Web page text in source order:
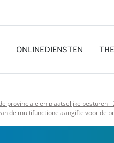
ONLINEDIENSTEN
provinciale en plaatselijke besturen -
de multifunctione aangifte voor de